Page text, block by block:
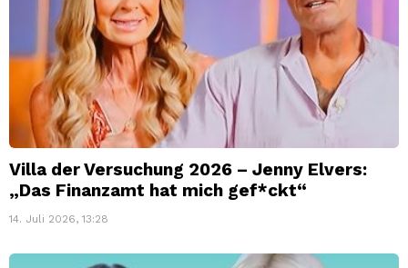
Villa der Versuchung 2026 – Jenny Elvers:
„Das Finanzamt hat mich gef*ckt“
14. Juli 2026, 13:28